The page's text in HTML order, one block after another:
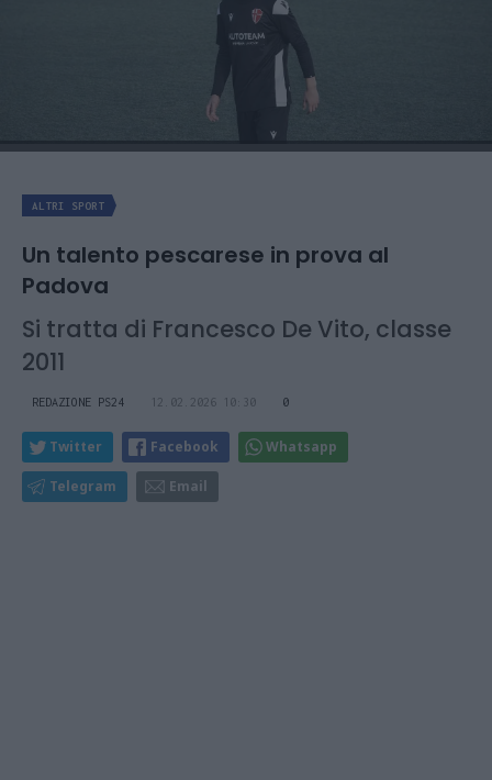
ALTRI SPORT
Un talento pescarese in prova al
Padova
Si tratta di Francesco De Vito, classe
2011
REDAZIONE PS24 12.02.2026 10:30 0
Twitter Facebook Whatsapp
Telegram Email